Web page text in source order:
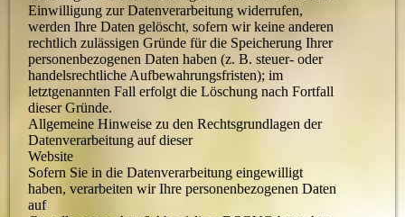
Einwilligung zur Datenverarbeitung widerrufen,
werden Ihre Daten gelöscht, sofern wir keine anderen
rechtlich zulässigen Gründe für die Speicherung Ihrer
personenbezogenen Daten haben (z. B. steuer- oder
handelsrechtliche Aufbewahrungsfristen); im
letztgenannten Fall erfolgt die Löschung nach Fortfall
dieser Gründe.
Allgemeine Hinweise zu den Rechtsgrundlagen der
Datenverarbeitung auf dieser
Website
Sofern Sie in die Datenverarbeitung eingewilligt
haben, verarbeiten wir Ihre personenbezogenen Daten
auf